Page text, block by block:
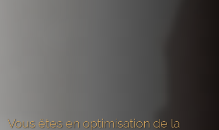
Vous êtes en optimisation de la